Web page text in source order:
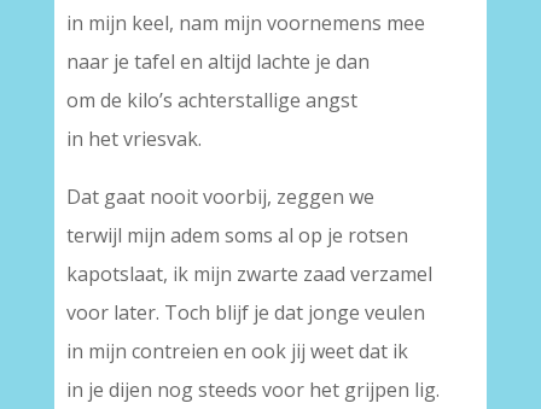
in mijn keel, nam mijn voornemens mee
naar je tafel en altijd lachte je dan
om de kilo’s achterstallige angst
in het vriesvak.
Dat gaat nooit voorbij, zeggen we
terwijl mijn adem soms al op je rotsen
kapotslaat, ik mijn zwarte zaad verzamel
voor later. Toch blijf je dat jonge veulen
in mijn contreien en ook jij weet dat ik
in je dijen nog steeds voor het grijpen lig.